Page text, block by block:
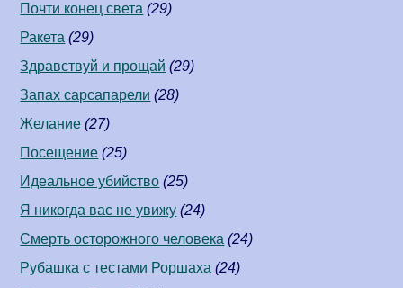
Почти конец света (29)
Ракета (29)
Здравствуй и прощай (29)
Запах сарсапарели (28)
Желание (27)
Посещение (25)
Идеальное убийство (25)
Я никогда вас не увижу (24)
Смерть осторожного человека (24)
Рубашка с тестами Роршаха (24)